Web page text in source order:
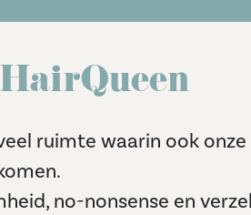
ruimte waarin ook
no-nonsense en